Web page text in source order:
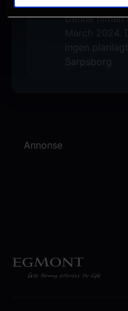
Denne filmen
ingen
Sarpsborg
Annonse